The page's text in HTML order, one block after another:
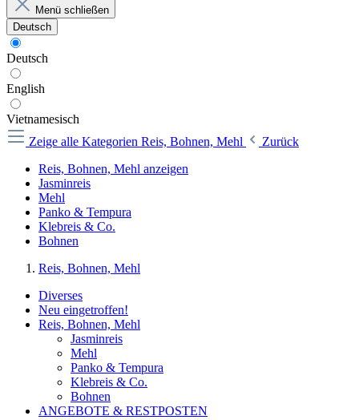
Menü schließen
Deutsch
Deutsch
English
Vietnamesisch
Zeige alle Kategorien Reis, Bohnen, Mehl
Zurück
Reis, Bohnen, Mehl anzeigen
Jasminreis
Mehl
Panko & Tempura
Klebreis & Co.
Bohnen
Reis, Bohnen, Mehl
Diverses
Neu eingetroffen!
Reis, Bohnen, Mehl
Jasminreis
Mehl
Panko & Tempura
Klebreis & Co.
Bohnen
ANGEBOTE & RESTPOSTEN